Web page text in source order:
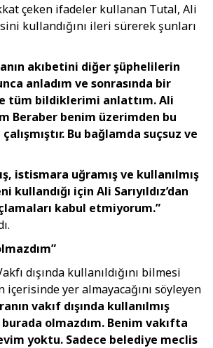
çeken ifadeler kullanan Tutal, Ali
kullandığını ileri sürerek şunları
akıbetini diğer şüphelilerin
anladım ve sonrasında bir
tüm bildiklerimi anlattım. Ali
Beraber benim üzerimden bu
Bu bağlamda suçsuz ve
istismara uğramış ve kullanılmış
kullandığı için Ali Sarıyıldız’dan
kabul etmiyorum.”
dışında kullanıldığını bilmesi
yer almayacağını söyleyen
vakıf dışında kullanılmış
olmazdım. Benim vakıfta
yoktu. Sadece belediye meclis